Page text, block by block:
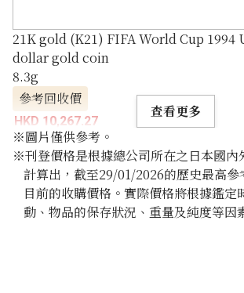
21K gold (K21) FIFA World Cup
dollar gold coin
8.3g
參考回收價
HKD 10,267.27
查看更多
※圖片僅供參考。
※刊登價格是根據總公司所在之日本國內
計算出，截至29/01/2026的歷史最高參
目前的收購價格。實際價格將根據鑑定
動、物品的保存狀況、重量及純度等因